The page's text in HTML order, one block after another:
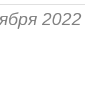
2022